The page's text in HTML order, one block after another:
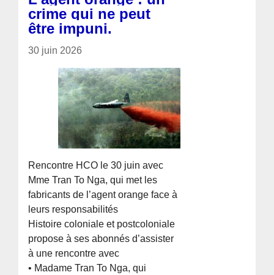
crime qui ne peut
être impuni.
30 juin 2026
Rencontre HCO le 30 juin avec
Mme Tran To Nga, qui met les
fabricants de l’agent orange face à
leurs responsabilités
Histoire coloniale et postcoloniale
propose à ses abonnés d’assister
à une rencontre avec
• Madame Tran To Nga, qui